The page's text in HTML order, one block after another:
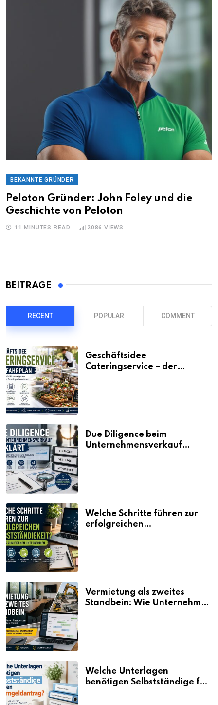
BEKANNTE GRÜNDER
Peloton Gründer: John Foley und die
Geschichte von Peloton
11 MINUTES READ 2086 VIEWS
BEITRÄGE
RECENT POPULAR COMMENT
Geschäftsidee
Cateringservice – der
Due Diligence beim
Unternehmensverkauf
Welche Schritte führen zur
erfolgreichen
Vermietung als zweites
Standbein: Wie Unternehmen
Welche Unterlagen
benötigen Selbstständige für